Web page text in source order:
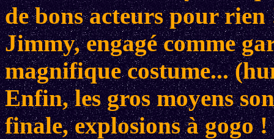
de bons acteurs pour rien
Jimmy, engagé comme
magnifique costume...
Enfin, les gros moyens
finale, explosions à gogo !